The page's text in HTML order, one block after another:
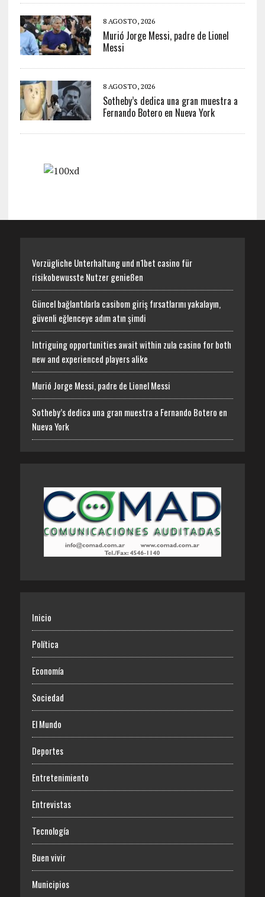
8 AGOSTO, 2026
Murió Jorge Messi, padre de Lionel
Messi
8 AGOSTO, 2026
Sotheby’s dedica una gran muestra a
Fernando Botero en Nueva York
Vorzügliche Unterhaltung und n1bet casino für
risikobewusste Nutzer genießen
Güncel bağlantılarla casibom giriş fırsatlarını yakalayın,
güvenli eğlenceye adım atın şimdi
Intriguing opportunities await within zula casino for both
new and experienced players alike
Murió Jorge Messi, padre de Lionel Messi
Sotheby’s dedica una gran muestra a Fernando Botero en
Nueva York
Inicio
Política
Economía
Sociedad
El Mundo
Deportes
Entretenimiento
Entrevistas
Tecnología
Buen vivir
Municipios